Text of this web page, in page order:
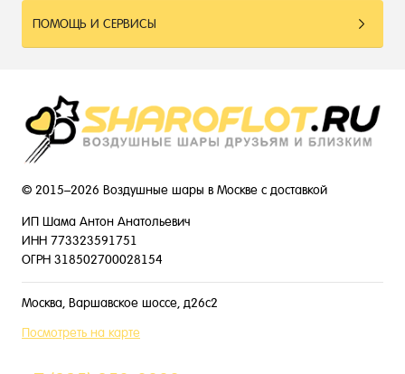
ПОМОЩЬ И СЕРВИСЫ
© 2015–2026 Воздушные шары в Москве с доставкой
ИП Шама Антон Анатольевич
ИНН 773323591751
ОГРН 318502700028154
Москва, Варшавское шоссе, д26с2
Посмотреть на карте